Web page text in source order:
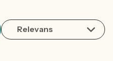
Relevans